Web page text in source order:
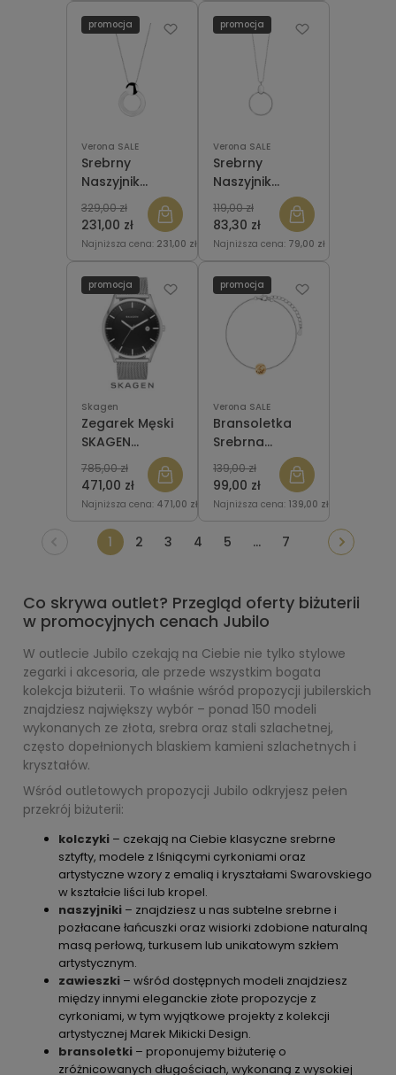
Verona SALE
Srebrny
Naszyjnik
Verona
N050778 SENZA
231,00 zł
329,00 zł
Najniższa cena: 231,00 zł
promocja
Verona SALE
Srebrny
Naszyjnik
Verona
N051008 Koło
83,30 zł
119,00 zł
Najniższa cena: 79,00 zł
promocja
Skagen
Zegarek Męski
SKAGEN
SKW6284 Holst
471,00 zł
785,00 zł
Najniższa cena: 471,00 zł
promocja
Verona SALE
Bransoletka
Srebrna
Pozłacana
Verona
B053640 kulka
- żmijka
99,00 zł
139,00 zł
Najniższa cena: 139,00 zł
promocja
1 2 3 4 5 ... 7
Co skrywa outlet? Przegląd oferty biżuterii
w promocyjnych cenach Jubilo
W outlecie Jubilo czekają na Ciebie nie tylko stylowe
zegarki i akcesoria, ale przede wszystkim bogata
kolekcja biżuterii. To właśnie wśród propozycji jubilerskich
znajdziesz największy wybór – ponad 150 modeli
wykonanych ze złota, srebra oraz stali szlachetnej,
często dopełnionych blaskiem kamieni szlachetnych i
kryształów.
Wśród outletowych propozycji Jubilo odkryjesz pełen
przekrój biżuterii:
kolczyki – czekają na Ciebie klasyczne srebrne
sztyfty, modele z lśniącymi cyrkoniami oraz
artystyczne wzory z emalią i kryształami Swarovskiego
w kształcie liści lub kropel.
naszyjniki – znajdziesz u nas subtelne srebrne i
pozłacane łańcuszki oraz wisiorki zdobione naturalną
masą perłową, turkusem lub unikatowym szkłem
artystycznym.
zawieszki – wśród dostępnych modeli znajdziesz
między innymi eleganckie złote propozycje z
cyrkoniami, w tym wyjątkowe projekty z kolekcji
artystycznej Marek Mikicki Design.
bransoletki – proponujemy biżuterię o
zróżnicowanych długościach, wykonaną z wysokiej